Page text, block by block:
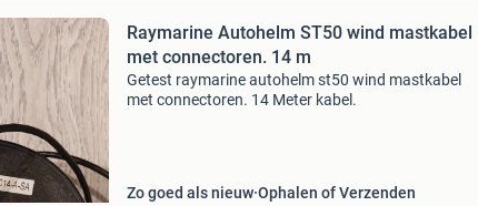
Raymarine Autohelm ST50 wind mastkabel
met connectoren. 14 m
Getest raymarine autohelm st50 wind mastkabel
met connectoren. 14 Meter kabel.
Zo goed als nieuw Ophalen of Verzenden